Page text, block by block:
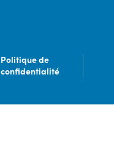
Politique de
confidentialité